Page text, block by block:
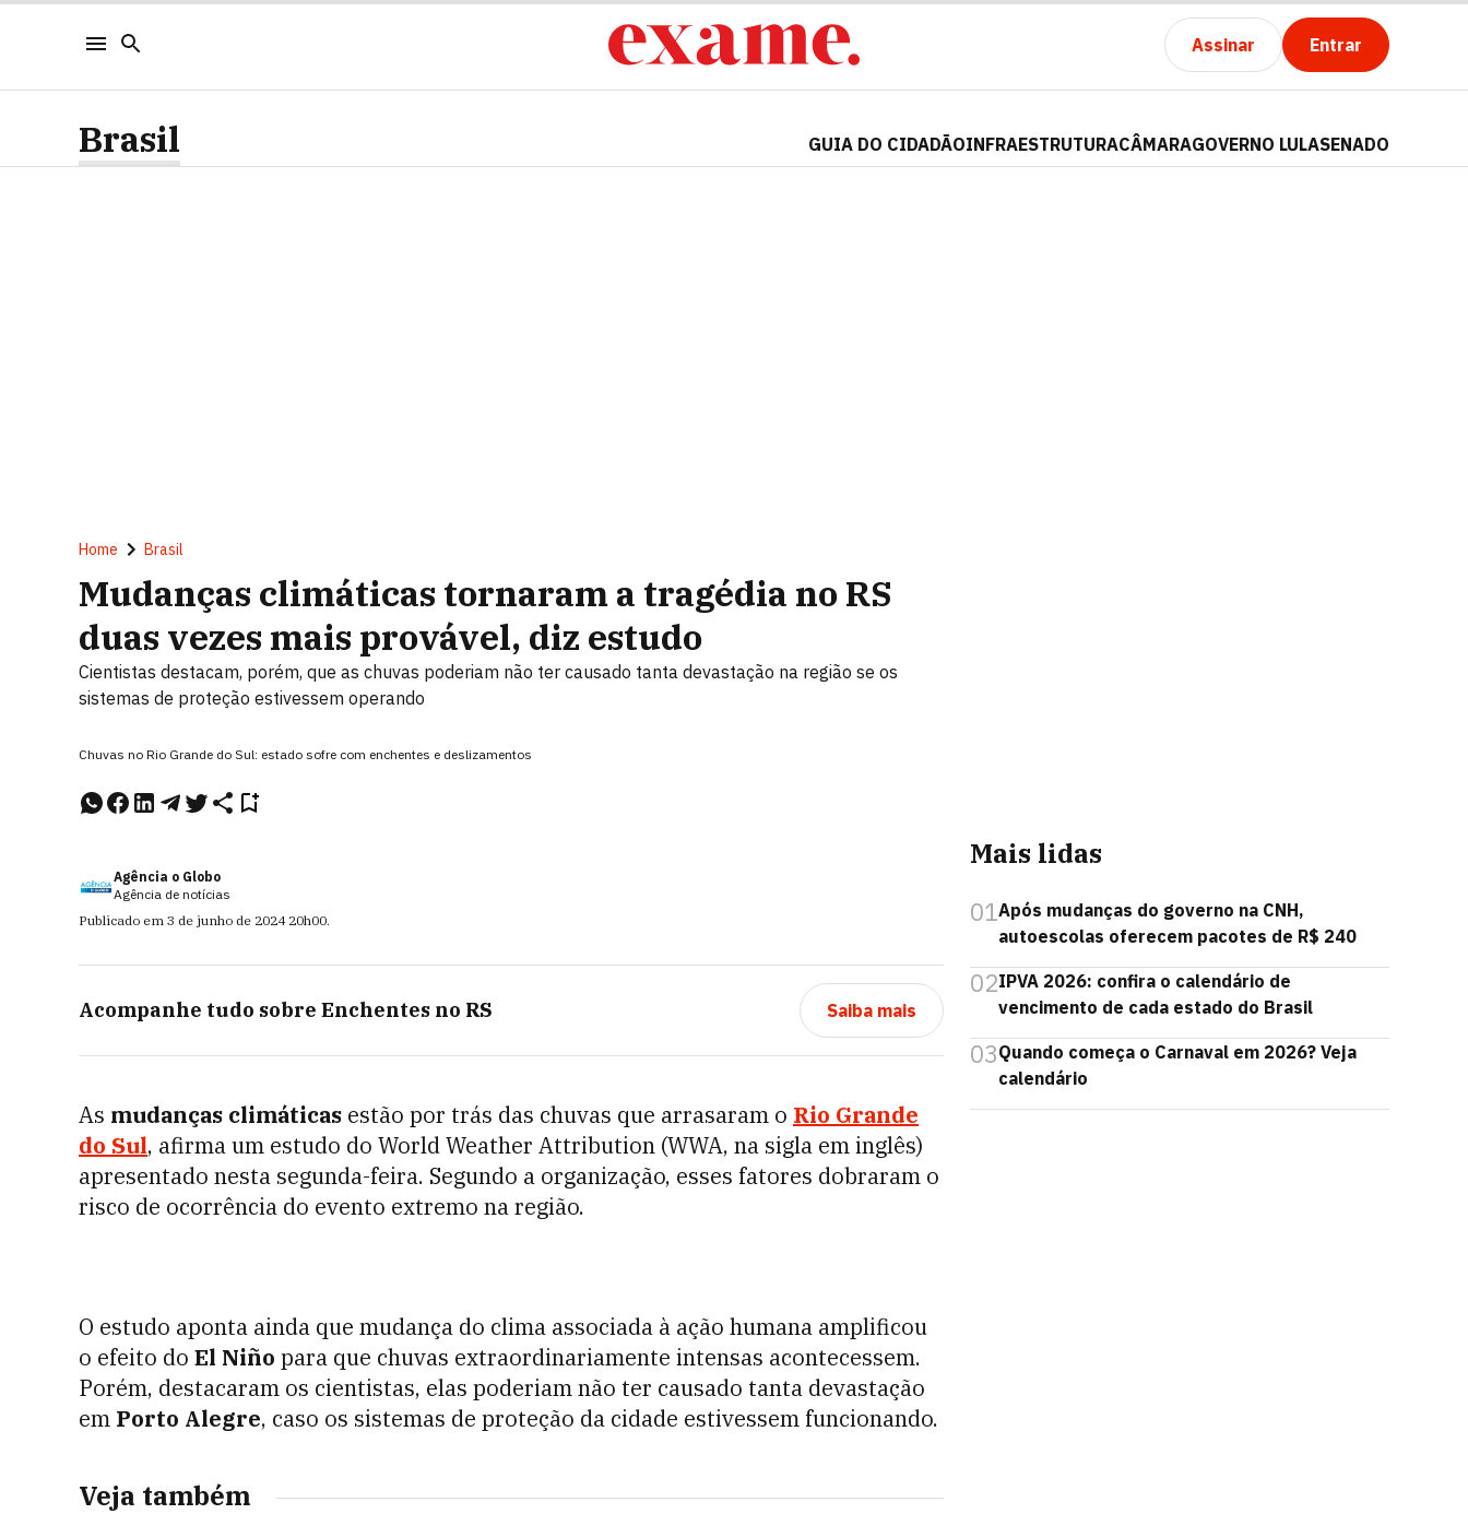
Assinar Entrar
Brasil GUIA DO CIDADÃOINFRAESTRUTURACÂMARAGOVERNO LULASENADO
Home Brasil
Mudanças climáticas tornaram a tragédia no RS
duas vezes mais provável, diz estudo
Cientistas destacam, porém, que as chuvas poderiam não ter causado tanta devastação na região se os
sistemas de proteção estivessem operando
Chuvas no Rio Grande do Sul: estado sofre com enchentes e deslizamentos
Agência o Globo
Agência de notícias
Publicado em 3 de junho de 2024 20h00.
Acompanhe tudo sobre Enchentes no RS Saiba mais
As mudanças climáticas estão por trás das chuvas que arrasaram o Rio Grande
do Sul, afirma um estudo do World Weather Attribution (WWA, na sigla em inglês)
apresentado nesta segunda-feira. Segundo a organização, esses fatores dobraram o
risco de ocorrência do evento extremo na região.
O estudo aponta ainda que mudança do clima associada à ação humana amplificou
o efeito do El Niño para que chuvas extraordinariamente intensas acontecessem.
Porém, destacaram os cientistas, elas poderiam não ter causado tanta devastação
em Porto Alegre, caso os sistemas de proteção da cidade estivessem funcionando.
Veja também
Mais lidas
01Após mudanças do governo na CNH,
autoescolas oferecem pacotes de R$ 240
02IPVA 2026: confira o calendário de
vencimento de cada estado do Brasil
03Quando começa o Carnaval em 2026? Veja
calendário